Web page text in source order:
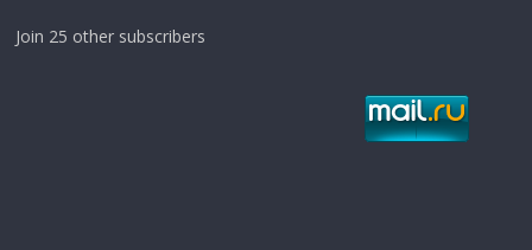
Join 25 other subscribers